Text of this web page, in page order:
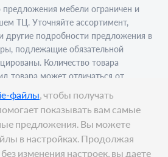
предложения мебели ограничен и
ТЦ. Уточняйте ассортимент,
другие подробности предложения в
подлежащие обязательной
Количество товара
товара может отличаться от
материале. Для приобретения
для последующей реализации
Представлен пример
торговом объекте.
файлы, чтобы получать
показывать вам самые
предложения. Вы можете
в настройках. Продолжая
изменения настроек, вы даете